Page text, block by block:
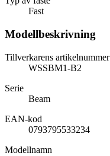
Fast
Modellbeskrivning
Tillverkarens artikelnummer
WSSBM1-B2
Serie
Beam
EAN-kod
0793795533234
Modellnamn